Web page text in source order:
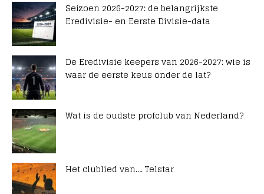
Seizoen 2026-2027: de belangrijkste
Eredivisie- en Eerste Divisie-data
De Eredivisie keepers van 2026-2027: wie is
waar de eerste keus onder de lat?
Wat is de oudste profclub van Nederland?
Het clublied van…. Telstar